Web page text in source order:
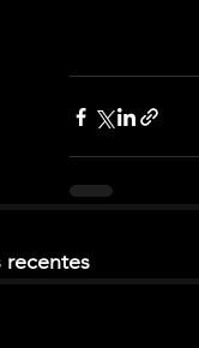
recentes